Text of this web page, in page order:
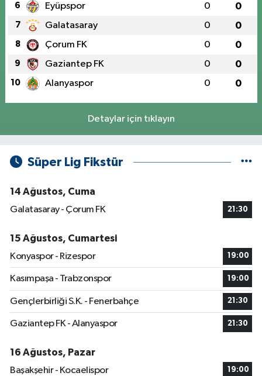
6 Eyüpspor 0 0
7 Galatasaray 0 0
8 Çorum FK 0 0
9 Gaziantep FK 0 0
10 Alanyaspor 0 0
Detaylar için tıklayın
Süper Lig Fikstür
14 Ağustos, Cuma
Galatasaray - Çorum FK
21:30
15 Ağustos, Cumartesi
Konyaspor - Rizespor
19:00
Kasımpaşa - Trabzonspor 19:00
Gençlerbirliği S.K. - Fenerbahçe 21:30
Gaziantep FK - Alanyaspor 21:30
16 Ağustos, Pazar
Başakşehir - Kocaelispor
19:00